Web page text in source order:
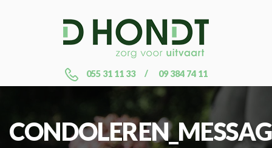
055 31 11 33 09 384 74 11